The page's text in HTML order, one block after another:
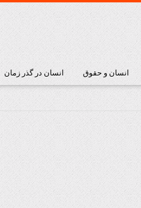
انسان و حقوق انسان در گذر زمان